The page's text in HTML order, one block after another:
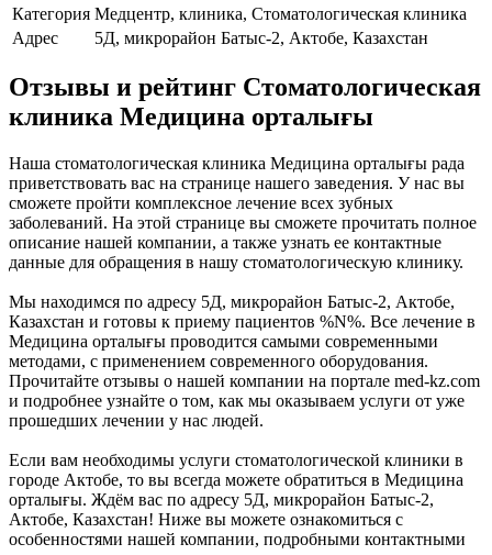
Категория Медцентр, клиника, Стоматологическая клиника
Адрес
5Д, микрорайон Батыс-2, Актобе, Казахстан
Отзывы и рейтинг Стоматологическая
клиника Медицина орталығы
Наша стоматологическая клиника Медицина орталығы рада
приветствовать вас на странице нашего заведения. У нас вы
сможете пройти комплексное лечение всех зубных
заболеваний. На этой странице вы сможете прочитать полное
описание нашей компании, а также узнать ее контактные
данные для обращения в нашу стоматологическую клинику.
Мы находимся по адресу 5Д, микрорайон Батыс-2, Актобе,
Казахстан и готовы к приему пациентов %N%. Все лечение в
Медицина орталығы проводится самыми современными
методами, с применением современного оборудования.
Прочитайте отзывы о нашей компании на портале med-kz.com
и подробнее узнайте о том, как мы оказываем услуги от уже
прошедших лечении у нас людей.
Если вам необходимы услуги стоматологической клиники в
городе Актобе, то вы всегда можете обратиться в Медицина
орталығы. Ждём вас по адресу 5Д, микрорайон Батыс-2,
Актобе, Казахстан! Ниже вы можете ознакомиться с
особенностями нашей компании, подробными контактными